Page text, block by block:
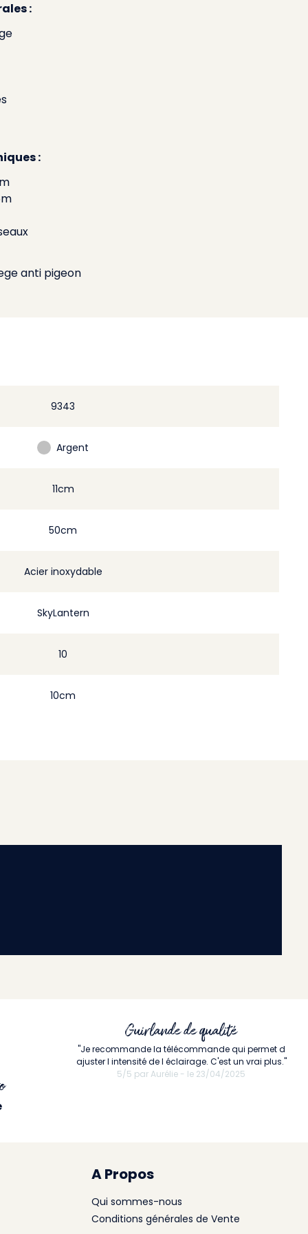
:
:
anti pigeon
9343
Argent
11cm
50cm
Acier inoxydable
SkyLantern
10
10cm
Guirlande de qualité
"Je recommande la télécommande qui permet d
ajuster l intensité de l éclairage. C'est un vrai plus."
5/5 par Aurélie - le 23/04/2025
A Propos
Qui sommes-nous